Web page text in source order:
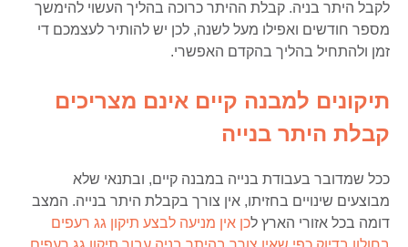
לקבל היתר בניה. קבלת ההיתר כרוכה בהליך העשוי להימשך
מספר חודשים ואפילו מעל לשנה, לכן יש להותיר לעצמכם די
זמן ולהתחיל בהליך בהקדם האפשרי.
תיקונים למבנה קיים אינם מצריכים
קבלת היתר בנייה
ככל שמדובר בעבודת בנייה במבנה קיים, ובתנאי שלא
מבוצעים שינויים בחזיתו, אין צורך בקבלת היתר בנייה. המצב
דומה בכל אזורי הארץ לכן אין מניעה לבצע תיקון גג רעפים